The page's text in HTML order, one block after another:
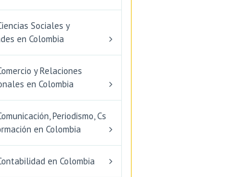
Sociales y
en Colombia
y Relaciones
en Colombia
Periodismo, Cs
en Colombia
en Colombia